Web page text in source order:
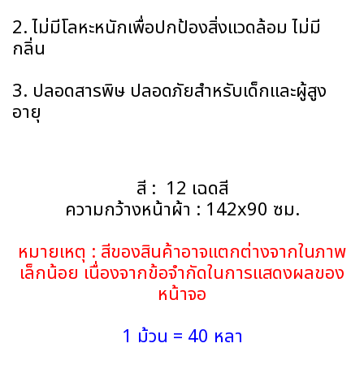
2. ไม่มีโลหะหนักเพื่อปกป้องสิ่งแวดล้อม ไม่มี
กลิ่น
3. ปลอดสารพิษ ปลอดภัยสำหรับเด็กและผู้สูง
อายุ
สี : 12 เฉดสี
ความกว้างหน้าผ้า : 142x90 ซม.
หมายเหตุ : สีของสินค้าอาจแตกต่างจากในภาพ
เล็กน้อย เนื่องจากข้อจำกัดในการแสดงผลของ
หน้าจอ
1 ม้วน = 40 หลา